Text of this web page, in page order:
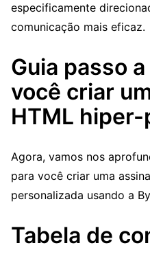
especificamente
comunicação mais eficaz.
Guia passo
você criar
HTML
Agora, vamos nos
para você criar uma
personalizada usando a
Tabela de